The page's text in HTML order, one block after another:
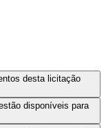
desta licitação
disponíveis para